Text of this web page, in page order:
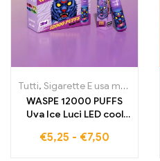
Tutti, Sigarette E usa monouso
WASPE 12000 PUFFS
Uva Ice Luci LED cool
alta qualità Prezzo
€5,25 - €7,50